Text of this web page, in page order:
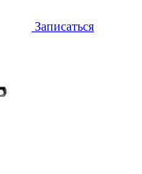
Записаться